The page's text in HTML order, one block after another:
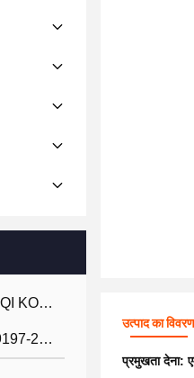
Mrs. LINGQI KONG
+86-156-9197-2150
उत्पाद का विवरण
प्रमुखता देना: